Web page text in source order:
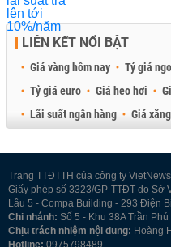
LIÊN KẾT NỔI BẬT
Giá vàng hôm nay Tỷ giá
Tỷ giá euro
Giá heo hơi
Lãi suất ngân hàng
Giá
Trang TTĐTTH của công ty
Giấy phép số 3323/GP-TTĐT do Sở
Lầu 5 - Compa Building - 293 Điện
Chi nhánh: Số 5 - Khu 38A Trần
Chịu trách nhiệm nội dung: Hoàng
Hotline: 0975798489